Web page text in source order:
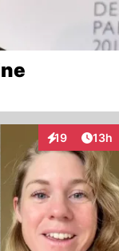
19
Interaktionen
13h